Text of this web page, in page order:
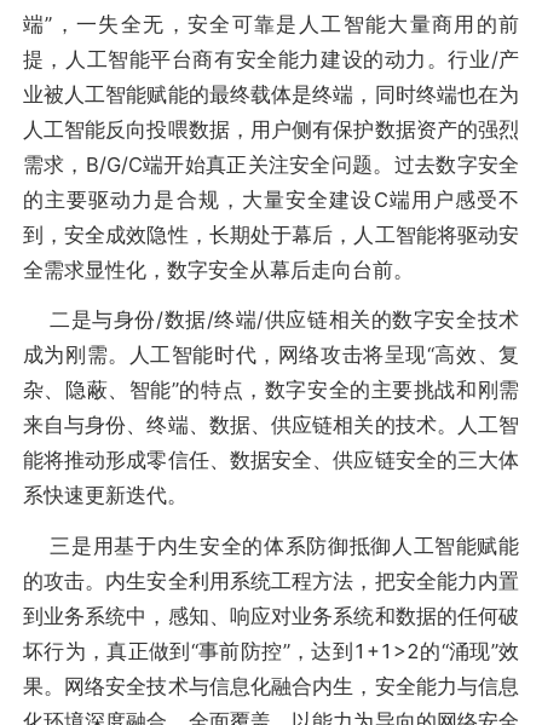
端”，一失全无，安全可靠是人工智能大量商用的前
提，人工智能平台商有安全能力建设的动力。行业/产
业被人工智能赋能的最终载体是终端，同时终端也在为
人工智能反向投喂数据，用户侧有保护数据资产的强烈
需求，B/G/C端开始真正关注安全问题。过去数字安全
的主要驱动力是合规，大量安全建设C端用户感受不
到，安全成效隐性，长期处于幕后，人工智能将驱动安
全需求显性化，数字安全从幕后走向台前。
二是与身份/数据/终端/供应链相关的数字安全技术
成为刚需。人工智能时代，网络攻击将呈现“高效、复
杂、隐蔽、智能”的特点，数字安全的主要挑战和刚需
来自与身份、终端、数据、供应链相关的技术。人工智
能将推动形成零信任、数据安全、供应链安全的三大体
系快速更新迭代。
三是用基于内生安全的体系防御抵御人工智能赋能
的攻击。内生安全利用系统工程方法，把安全能力内置
到业务系统中，感知、响应对业务系统和数据的任何破
坏行为，真正做到“事前防控”，达到1+1>2的“涌现”效
果。网络安全技术与信息化融合内生，安全能力与信息